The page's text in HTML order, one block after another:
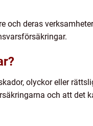
och deras
olyckor eller
och att det